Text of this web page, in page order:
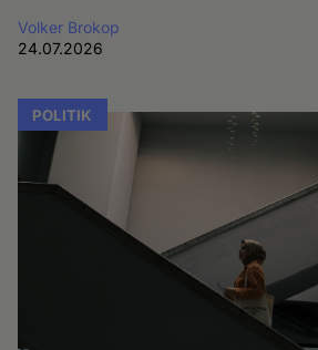
Volker Brokop
24.07.2026
POLITIK